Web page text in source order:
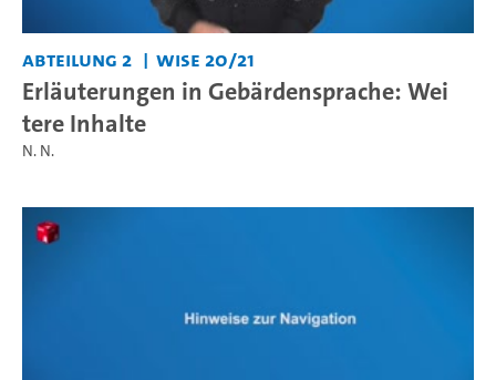
Abteilung 2 WiSe 20/21
Erläuterungen in Gebärdensprache: Wei
tere Inhalte
N. N.